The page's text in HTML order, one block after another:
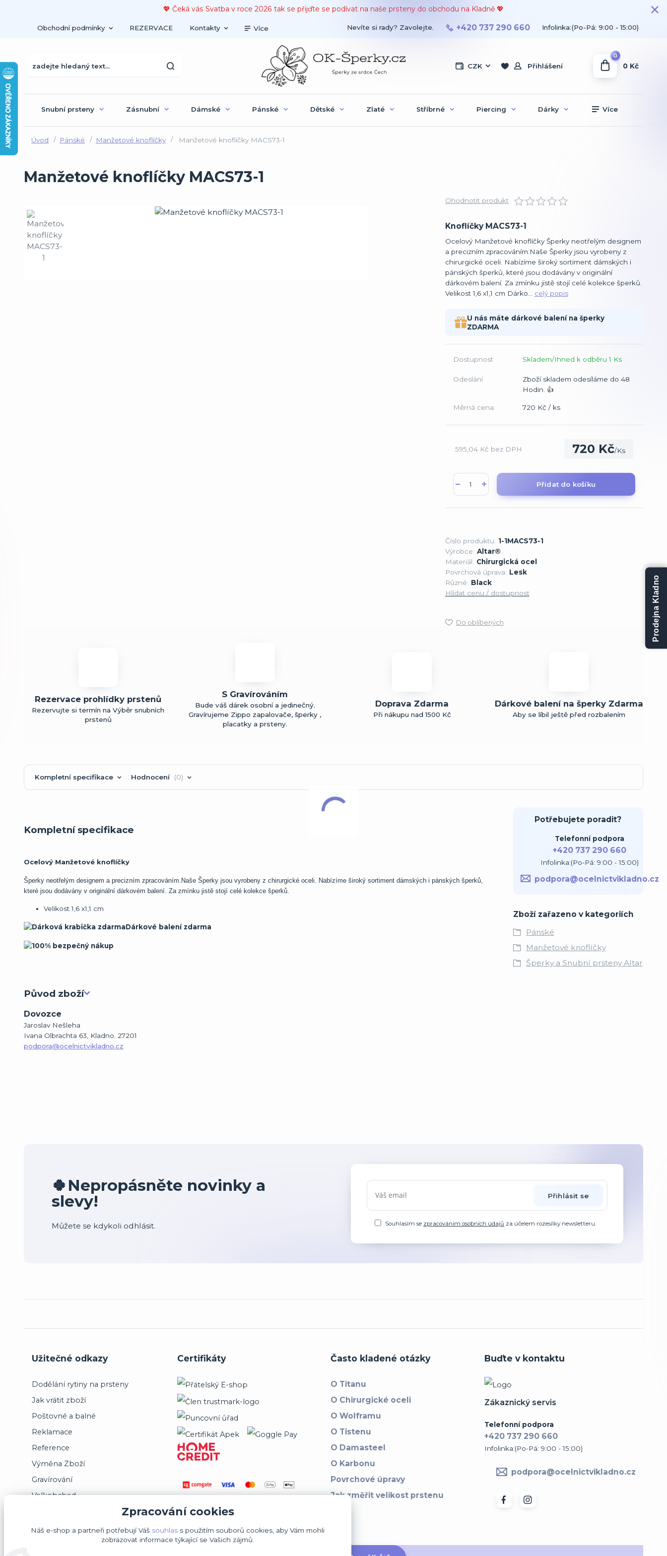
💖 Čeká vás Svatba v roce 2026 tak se přijďte se podívat na naše prsteny do obchodu na Kladně 💖
Obchodní podmínky REZERVACE Kontakty Více
CZK Přihlášení
Nevíte si rady? Zavolejte. +420 737 290 660 Infolinka:(Po-Pá: 9:00 - 15:00)
0
0 Kč
Snubní prsteny Zásnubní Dámské Pánské Dětské Zlaté Stříbrné Piercing Dárky Více
Úvod Pánské Manžetové knoflíčky Manžetové knoflíčky MACS73-1
Manžetové knoflíčky MACS73-1
Ohodnotit produkt
Knoflíčky MACS73-1
Ocelový Manžetové knoflíčky Šperky neotřelým designem
a precizním zpracováním.Naše Šperky jsou vyrobeny z
chirurgické oceli. Nabízíme široký sortiment dámských i
pánských šperků, které jsou dodávány v originální
dárkovém balení. Za zmínku jistě stojí celé kolekce šperků.
Velikost 1,6 x1,1 cm Dárko... celý popis
U nás máte dárkové balení na šperky
ZDARMA
Dostupnost Skladem/Ihned k odběru 1 Ks
Odeslání
Zboží skladem odesíláme do 48
Hodin. 👍
Měrná cena 720 Kč / ks
720 Kč/Ks
595,04 Kč bez DPH
Přidat do košíku
Číslo produktu: 1-1MACS73-1
Výrobce: Altar®
Materiál: Chirurgická ocel
Povrchová úprava: Lesk
Různé: Black
Hlídat cenu / dostupnost
Do oblíbených
Rezervace prohlídky prstenů
Rezervujte si termín na Výběr snubních
prstenů
S Gravírováním
Bude váš dárek osobní a jedinečný.
Gravírujeme Zippo zapalovače, šperky ,
placatky a prsteny.
Doprava Zdarma
Při nákupu nad 1500 Kč
Dárkové balení na šperky Zdarma
Aby se líbil ještě před rozbalením
Kompletní specifikace Hodnocení 0
Kompletní specifikace
Ocelový Manžetové knoflíčky
Šperky neotřelým designem a precizním zpracováním.Naše Šperky jsou vyrobeny z chirurgické oceli. Nabízíme široký sortiment dámských i pánských šperků,
které jsou dodávány v originální dárkovém balení. Za zmínku jistě stojí celé kolekce šperků.
Velikost 1,6 x1,1 cm
Dárkové balení zdarma
Původ zboží
Dovozce
Jaroslav Nešleha
Ivana Olbrachta 63, Kladno. 27201
podpora@ocelnictvikladno.cz
Potřebujete poradit?
Telefonní podpora
+420 737 290 660
Infolinka:(Po-Pá: 9:00 - 15:00)
podpora@ocelnictvikladno.cz
Zboží zařazeno v kategoriích
Pánské
Manžetové knoflíčky
Šperky a Snubní prsteny Altar
🍀Nepropásněte novinky a
slevy!
Můžete se kdykoli odhlásit.
Přihlásit se
Souhlasím se zpracováním osobních údajů za účelem rozesílky newsletteru.
Prodejna Kladno
Užitečné odkazy
Dodělání rytiny na prsteny
Jak vrátit zboží
Poštovné a balné
Reklamace
Reference
Výměna Zboží
Gravírování
Velkobchod
Jsme registrováni na puncovním úřadě
Certifikáty Často kladené otázky
O Titanu
O Chirurgické oceli
O Wolframu
O Tistenu
O Damasteel
O Karbonu
Povrchové úpravy
Jak změřit velikost prstenu
Buďte v kontaktu
Zákaznický servis
Telefonní podpora
+420 737 290 660
Infolinka:(Po-Pá: 9:00 - 15:00)
podpora@ocelnictvikladno.cz
Zpracování cookies
Náš e-shop a partneři potřebují Váš souhlas s použitím souborů cookies, aby Vám mohli
zobrazovat informace týkající se Vašich zájmů.